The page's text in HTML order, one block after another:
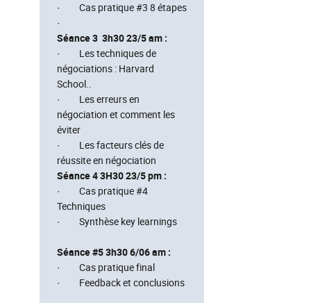
· Cas pratique #3 8 étapes
·
Séance 3 3h30 23/5 am :
· Les techniques de
négociations : Harvard
School..
· Les erreurs en
négociation et comment les
éviter
· Les facteurs clés de
réussite en négociation
Séance 4 3H30 23/5 pm :
· Cas pratique #4
Techniques
· Synthèse key learnings
Séance #5 3h30 6/06 am :
· Cas pratique final
· Feedback et conclusions